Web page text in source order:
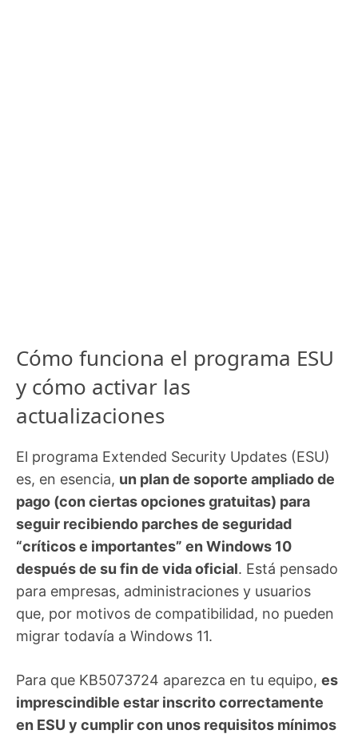
Cómo funciona el programa ESU
y cómo activar las
actualizaciones
El programa Extended Security Updates (ESU)
es, en esencia, un plan de soporte ampliado de
pago (con ciertas opciones gratuitas) para
seguir recibiendo parches de seguridad
“críticos e importantes” en Windows 10
después de su fin de vida oficial. Está pensado
para empresas, administraciones y usuarios
que, por motivos de compatibilidad, no pueden
migrar todavía a Windows 11.
Para que KB5073724 aparezca en tu equipo, es
imprescindible estar inscrito correctamente
en ESU y cumplir con unos requisitos mínimos